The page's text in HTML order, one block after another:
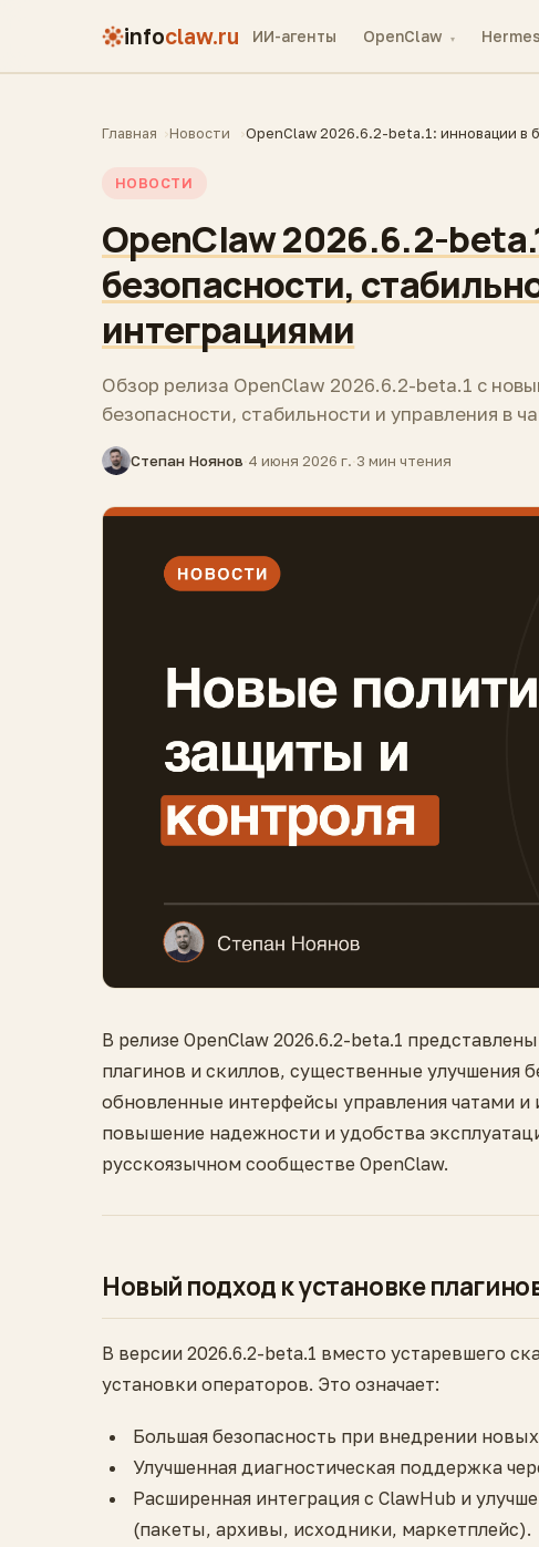
infoclaw.ru ИИ-агенты OpenClaw ▾ Hermes
Главная Новости OpenClaw 2026.6.2-beta.1: инновации в
НОВОСТИ
OpenClaw 2026.6.2-
безопасности,
интеграциями
Обзор релиза OpenClaw 2026.6.2-beta.1 с
безопасности, стабильности и управления в
Степан Ноянов·4 июня 2026 г.·3 мин чтения
В релизе OpenClaw 2026.6.2-beta.1
плагинов и скиллов, существенные улучшения
обновленные интерфейсы управления чатами
повышение надежности и удобства
русскоязычном сообществе OpenClaw.
Новый подход к установке
В версии 2026.6.2-beta.1 вместо устаревшего
установки операторов. Это означает:
Большая безопасность при внедрении
Улучшенная диагностическая поддержка
Расширенная интеграция с ClawHub и
(пакеты, архивы, исходники, маркетплейс).